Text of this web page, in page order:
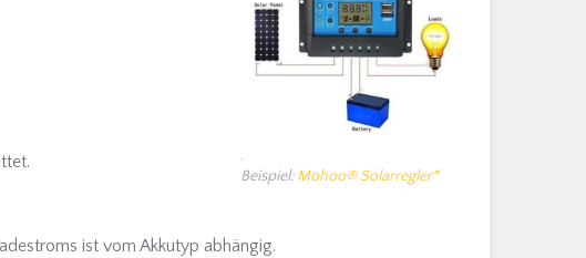
Beispiel:Mohoo® Solarregler*
ist vom Akkutyp abhängig.